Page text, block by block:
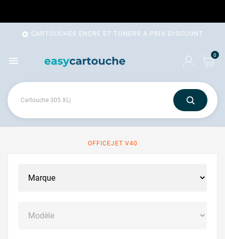
 CARTOUCHES ENCRE ET TONERS A PRIX DISCOUNT
 0
OFFICEJET V40